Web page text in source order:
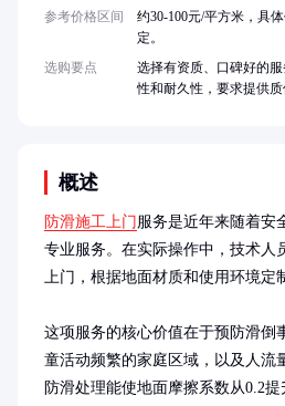
概述
防滑施工上门 服务是近年来随着安
专业服务。在实际操作中，技术人
上门，根据地面材质和使用环境定
这项服务的核心价值在于预防滑倒
童活动频繁的家庭区域，以及人流
防滑处理能使地面摩擦系数从0.2
参考价格区间
约30-100元/平方米，具
定。
选购要点
选择有资质、口碑好的
性和耐久性，要求提供质